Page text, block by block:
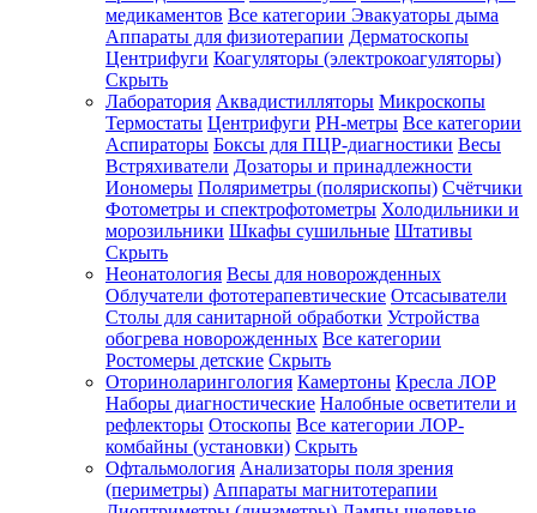
медикаментов Все категории Эвакуаторы дыма
Аппараты для физиотерапии Дерматоскопы
Центрифуги Коагуляторы (электрокоагуляторы)
Скрыть
Лаборатория Аквадистилляторы Микроскопы
Термостаты Центрифуги PH-метры Все категории
Аспираторы Боксы для ПЦР-диагностики Весы
Встряхиватели Дозаторы и принадлежности
Иономеры Поляриметры (полярископы) Счётчики
Фотометры и спектрофотометры Холодильники и
морозильники Шкафы сушильные Штативы
Скрыть
Неонатология Весы для новорожденных
Облучатели фототерапевтические Отсасыватели
Столы для санитарной обработки Устройства
обогрева новорожденных Все категории
Ростомеры детские Скрыть
Оториноларингология Камертоны Кресла ЛОР
Наборы диагностические Налобные осветители и
рефлекторы Отоскопы Все категории ЛОР-
комбайны (установки) Скрыть
Офтальмология Анализаторы поля зрения
(периметры) Аппараты магнитотерапии